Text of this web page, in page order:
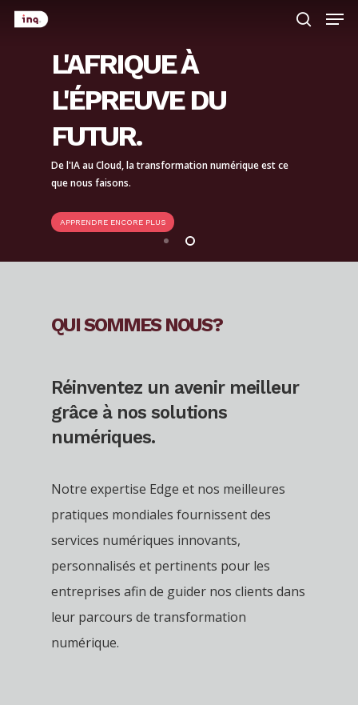
Skip
L'AFRIQUE À
L'ÉPREUVE DU
FUTUR.
De l'IA au Cloud, la transformation numérique est ce
que nous faisons.
APPRENDRE ENCORE PLUS
QUI SOMMES NOUS?
Réinventez un avenir meilleur
grâce à nos solutions
numériques.
Notre expertise Edge et nos meilleures
pratiques mondiales fournissent des
services numériques innovants,
personnalisés et pertinents pour les
entreprises afin de guider nos clients dans
leur parcours de transformation
numérique.